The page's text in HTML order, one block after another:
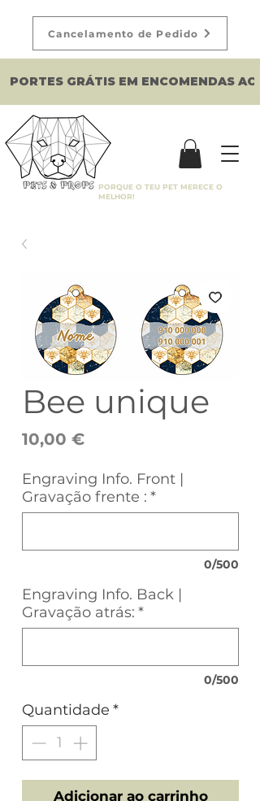
PORQUE O TEU PET MERECE O
MELHOR!
PORTES GRÁTIS EM ENCOMENDAS
Cancelamento de Pedido
Bee unique
10,00 €Preço
Engraving Info. Front |
Gravação frente : *
0/500
Engraving Info. Back |
Gravação atrás: *
0/500
Quantidade *
Adicionar ao carrinho